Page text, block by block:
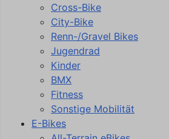
Cross-Bike
City-Bike
Renn-/Gravel Bikes
Jugendrad
Kinder
BMX
Fitness
Sonstige Mobilität
E-Bikes